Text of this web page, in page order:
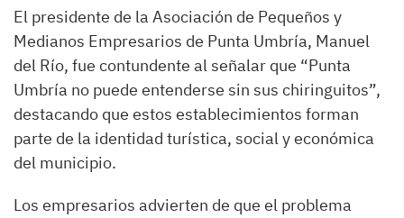
El presidente de la Asociación de Pequeños y
Medianos Empresarios de Punta Umbría, Manuel
del Río, fue contundente al señalar que “Punta
Umbría no puede entenderse sin sus chiringuitos”,
destacando que estos establecimientos forman
parte de la identidad turística, social y económica
del municipio.
Los empresarios advierten de que el problema